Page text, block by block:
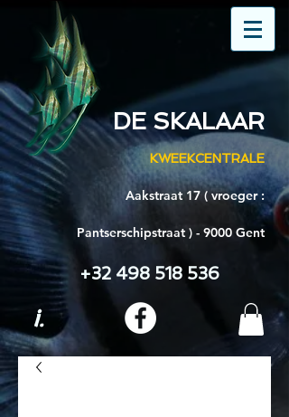
DE SKALAAR
KWEEKCENTRALE
Aakstraat 17 ( vroeger :
Pantserschipstraat ) - 9000 Gent
+32 498 518 536
i.